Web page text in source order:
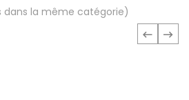
dans la même catégorie)